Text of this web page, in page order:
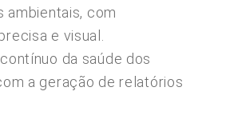
ambientais, com
e visual.
da saúde dos
a geração de relatórios